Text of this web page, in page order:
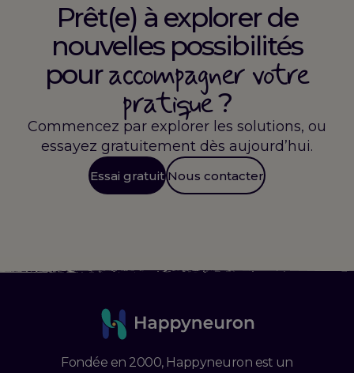
Prêt(e) à explorer de
nouvelles possibilités
pouraccompagner votre
pratique?
Commencez par explorer les solutions, ou
essayez gratuitement dès aujourd’hui.
Essai gratuit Nous contacter
Fondée en 2000, Happyneuron est un